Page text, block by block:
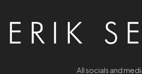
All socials and